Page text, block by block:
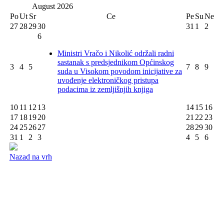
August 2026
PoUt Sr Ce PeSuNe
27 282930 31 1 2
3 4 5
6
Ministri Vračo i Nikolić održali radni
sastanak s predsjednikom Općinskog
suda u Visokom povodom inicijative za
uvođenje elektroničkog pristupa
podacima iz zemljišnjih knjiga
7 8 9
10 11 12 13 1415 16
17 181920 21 22 23
24 252627 282930
31 1 2 3 4 5 6
Nazad na vrh